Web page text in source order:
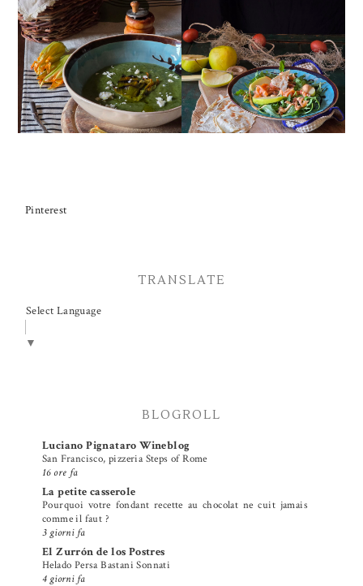
CREMA ESTIVA DI
ZUCCHINE CON FIORI E
FETA
INSALATA DI SALMONE
AFFUMICATO, MELE,
NOCI, RUCOLA
Pinterest
TRANSLATE
Select Language
▼
BLOGROLL
Luciano Pignataro Wineblog
San Francisco, pizzeria Steps of Rome
16 ore fa
La petite casserole
Pourquoi votre fondant recette au chocolat ne cuit jamais
comme il faut ?
3 giorni fa
El Zurrón de los Postres
Helado Persa Bastani Sonnati
4 giorni fa